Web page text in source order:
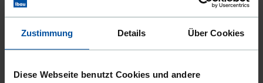
Zustimmung Details Über Cookies
Diese Webseite benutzt Cookies und andere
AUF MERKLISTE SETZEN
ÖFFENTLICH/BESCHRÄNKT